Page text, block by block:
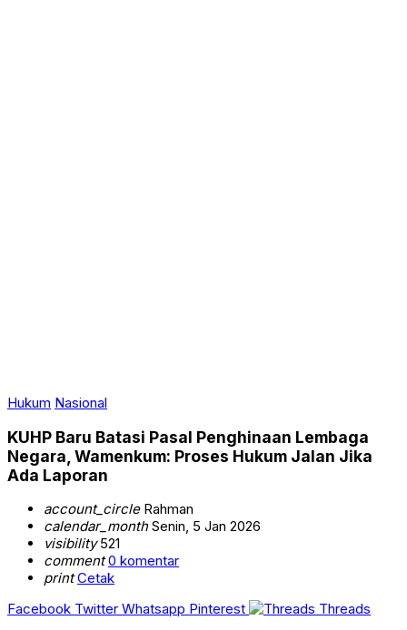
Hukum Nasional
KUHP Baru Batasi Pasal Penghinaan Lembaga
Negara, Wamenkum: Proses Hukum Jalan Jika
Ada Laporan
account_circleRahman
calendar_monthSenin, 5 Jan 2026
visibility521
comment 0 komentar
print Cetak
Facebook Twitter Whatsapp Pinterest
Threads